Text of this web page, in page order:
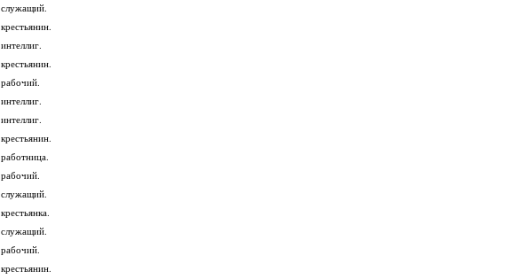
служащий.
крестьянин.
интеллиг.
крестьянин.
рабочий.
интеллиг.
интеллиг.
крестьянин.
работница.
рабочий.
служащий.
крестьянка.
служащий.
рабочий.
крестьянин.